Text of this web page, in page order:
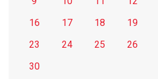
16
17 18 19
23
24 25 26
30